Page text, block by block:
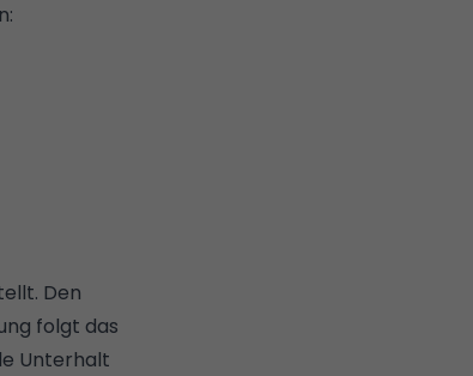
Den
folgt das
Unterhalt